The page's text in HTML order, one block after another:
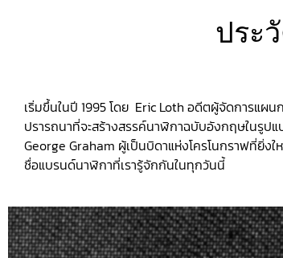
ประ
เริ่มขึ้นในปี 1995 โดย Eric Loth อดีตผู้จัดการแ
ปรารถนาที่จะสร้างสรรค์นาฬิกาฉบับอังกฤษในรูป
George Graham ผู้เป็นบิดาแห่งโครโนกราฟที่ยิ่งใ
ชื่อแบรนด์นาฬิกาที่เรารู้จักกันในทุกวันนี้